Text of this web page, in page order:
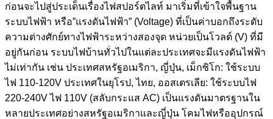
ก่อนจะไปสู่ประเด็นเรื่องไฟสปอร์ตไลท์ มาเริ่มที่เข้าใจพื้นฐาน
ระบบไฟฟ้า หรือ”แรงดันไฟฟ้า” (Voltage) ที่เป็นค่าบอกถึงระดับ
ความต่างศักย์ทางไฟฟ้าระหว่างสองจุด หน่วยเป็นโวลต์ (V) ที่มี
อยู่กันก่อน ระบบไฟบ้านทั่วไปในแต่ละประเทศจะมีแรงดันไฟฟ้า
ไม่เท่ากัน เช่น ประเทศสหรัฐอเมริกา, ญี่ปุ่น, เม็กซิโก: ใช้ระบบ
ไฟ 110-120V ประเทศในยุโรป, ไทย, ออสเตรเลีย: ใช้ระบบไฟ
220-240V ไฟ 110V (สลับกระแส AC) เป็นแรงดันมาตรฐานใน
หลายประเทศอย่างสหรัฐอเมริกาและญี่ปุ่น โคมไฟหรืออุปกรณ์